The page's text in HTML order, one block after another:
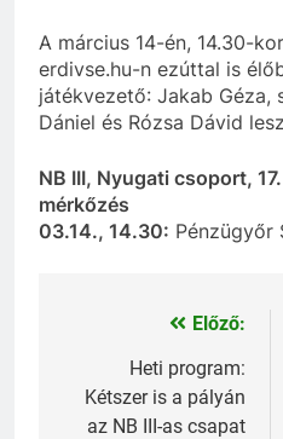
A március 14-én, 14.30-
erdivse.hu-n ezúttal is
játékvezető: Jakab Géza,
Dániel és Rózsa Dávid
NB III, Nyugati csoport,
mérkőzés
03.14., 14.30: Pénzügyőr
Bejegyzés
navigáció
Előző:
Heti program:
Kétszer is a pályán
az NB III-as csapat